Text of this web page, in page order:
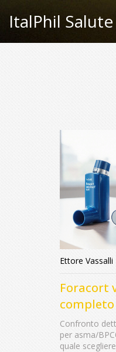
ItalPhil Salute
Ettore Vassalli
Foracort
Confronto
per asma/
quale